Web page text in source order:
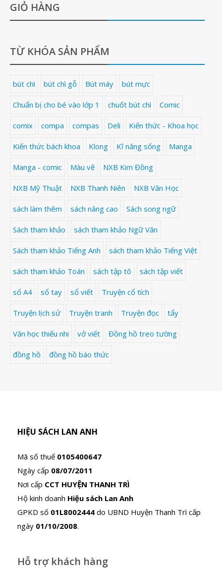
GIỎ HÀNG
TỪ KHÓA SẢN PHẨM
bút chì bút chì gỗ Bút máy bút mực
Chuẩn bị cho bé vào lớp 1 chuốt bút chì Comic
comix compa compas Deli Kiến thức - Khoa học
Kiến thức bách khoa Klong Kĩ năng sống Manga
Manga - comic Màu vẽ NXB Kim Đồng
NXB Mỹ Thuật NXB Thanh Niên NXB Văn Học
sách làm thêm sách nâng cao Sách song ngữ
Sách tham khảo sách tham khảo Ngữ Văn
Sách tham khảo Tiếng Anh sách tham khảo Tiếng Việt
sách tham khảo Toán sách tập tô sách tập viết
sổ A4 sổ tay sổ viết Truyện cổ tích
Truyện lịch sử Truyện tranh Truyện đọc tẩy
Văn học thiếu nhi vở viết Đồng hồ treo tường
đồng hồ đồng hồ báo thức
HIỆU SÁCH LAN ANH
Mã số thuế 0105400647
Ngày cấp 08/07/2011
Nơi cấp CCT HUYỆN THANH TRÌ
Hộ kinh doanh Hiệu sách Lan Anh
GPKD số 01L8002444 do UBND Huyện Thanh Trì cấp
ngày 01/10/2008.
Hỗ trợ khách hàng